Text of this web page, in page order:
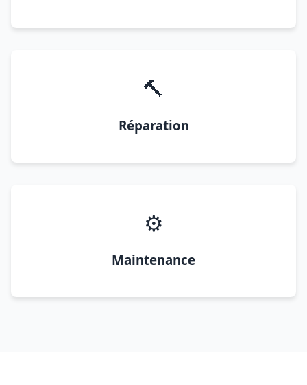
🔨
Réparation
⚙️
Maintenance